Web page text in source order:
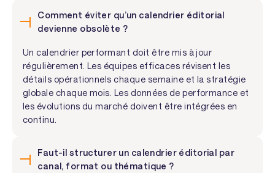
Comment éviter qu’un calendrier éditorial
devienne obsolète ?
Un calendrier performant doit être mis à jour
régulièrement. Les équipes efficaces révisent les
détails opérationnels chaque semaine et la stratégie
globale chaque mois. Les données de performance et
les évolutions du marché doivent être intégrées en
continu.
Faut-il structurer un calendrier éditorial par
canal, format ou thématique ?